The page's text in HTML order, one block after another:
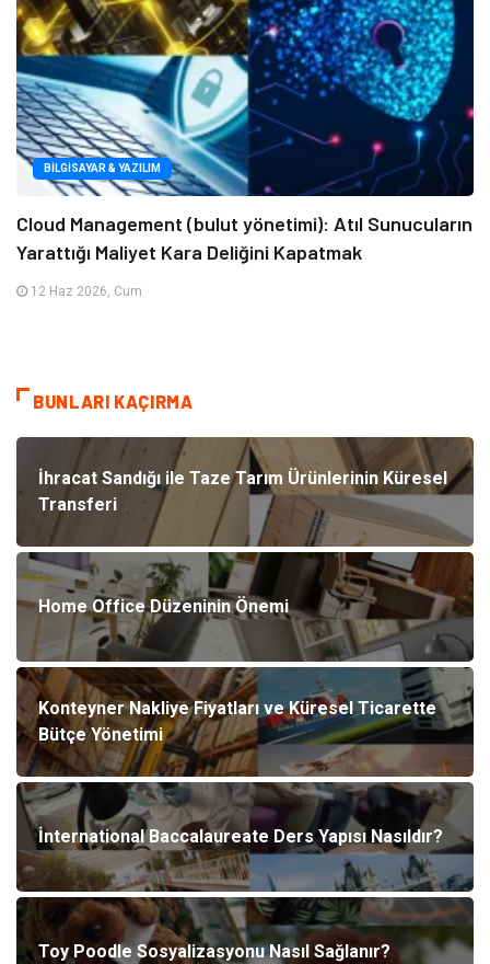
BILGISAYAR & YAZILIM
Cloud Management (bulut yönetimi): Atıl Sunucuların
Yarattığı Maliyet Kara Deliğini Kapatmak
12 Haz 2026, Cum
BUNLARI KAÇIRMA
İhracat Sandığı ile Taze Tarım Ürünlerinin Küresel
Transferi
Home Office Düzeninin Önemi
Konteyner Nakliye Fiyatları ve Küresel Ticarette
Bütçe Yönetimi
İnternational Baccalaureate Ders Yapısı Nasıldır?
Toy Poodle Sosyalizasyonu Nasıl Sağlanır?